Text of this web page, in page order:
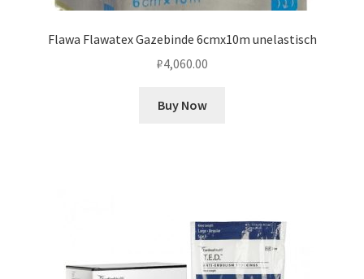
Flawa Flawatex Gazebinde 6cmx10m unelastisch
₽4,060.00
Buy Now